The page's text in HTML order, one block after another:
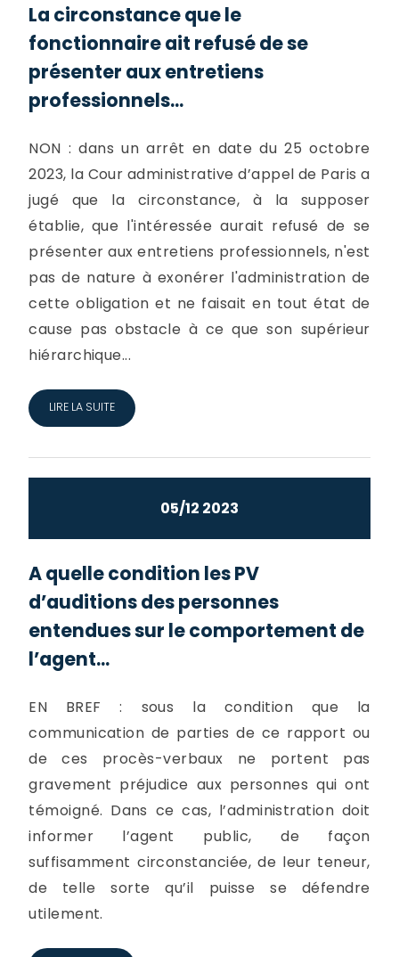
La circonstance que le
fonctionnaire ait refusé de se
présenter aux entretiens
professionnels...
NON : dans un arrêt en date du 25 octobre
2023, la Cour administrative d’appel de Paris a
jugé que la circonstance, à la supposer
établie, que l'intéressée aurait refusé de se
présenter aux entretiens professionnels, n'est
pas de nature à exonérer l'administration de
cette obligation et ne faisait en tout état de
cause pas obstacle à ce que son supérieur
hiérarchique...
LIRE LA SUITE
05/12 2023
A quelle condition les PV
d’auditions des personnes
entendues sur le comportement de
l’agent...
EN BREF : sous la condition que la
communication de parties de ce rapport ou
de ces procès-verbaux ne portent pas
gravement préjudice aux personnes qui ont
témoigné. Dans ce cas, l’administration doit
informer l’agent public, de façon
suffisamment circonstanciée, de leur teneur,
de telle sorte qu’il puisse se défendre
utilement.